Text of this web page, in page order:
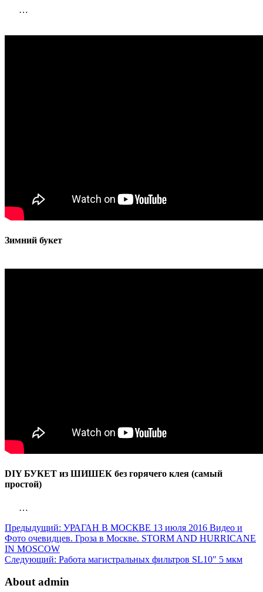
…
Зимний букет
DIY БУКЕТ из ШИШЕК без горячего клея (самый
простой)
…
Предыдущий: УРАГАН В МОСКВЕ 13 июля 2016 Видео и
Фото очевидцев. Гроза в Москве. STORM AND HURRICANE
IN MOSCOW
Следующий: Работа магистральных фильтров SL10″ 5 мкм
About admin